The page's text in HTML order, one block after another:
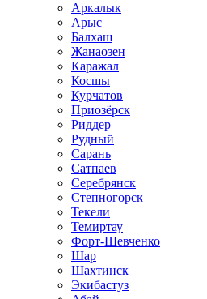
Аркалык
Арыс
Балхаш
Жанаозен
Каражал
Косшы
Курчатов
Приозёрск
Риддер
Рудный
Сарань
Сатпаев
Серебрянск
Степногорск
Текели
Темиртау
Форт-Шевченко
Шар
Шахтинск
Экибастуз